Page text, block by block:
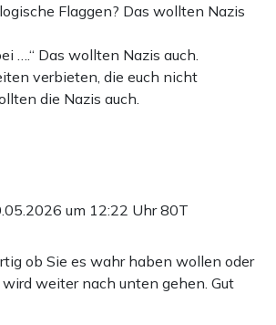
Flaggen? Das wollten Nazis
….“ Das wollten Nazis auch.
verbieten, die euch nicht
die Nazis auch.
um 12:22 Uhr80T
ob Sie es wahr haben wollen oder
weiter nach unten gehen. Gut